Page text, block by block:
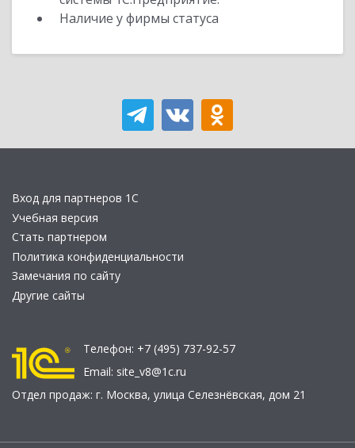
Наличие у фирмы статуса
Вход для партнеров 1С
Учебная версия
Стать партнером
Политика конфиденциальности
Замечания по сайту
Другие сайты
Телефон: +7 (495) 737-92-57
Email: site_v8@1c.ru
Отдел продаж: г. Москва, улица Селезнёвская, дом 21